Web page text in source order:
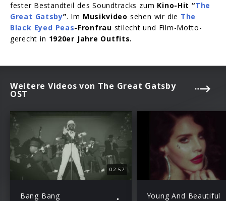
fester Bestandteil des Soundtracks zum Kino-Hit “The
Great Gatsby”. Im Musikvideosehen wir die The
Black Eyed Peas-Fronfrau stilecht und Film-Motto-
gerecht in 1920er Jahre Outfits.
Weitere Videos von The Great Gatsby
OST
02:57
Bang Bang Young And Beautiful